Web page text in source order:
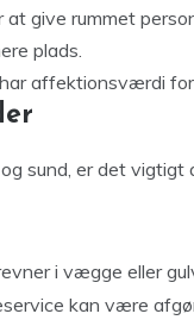
give rummet
plads.
affektionsværdi
sund, er det
i vægge eller
kan være